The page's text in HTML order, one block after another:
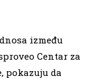
između
Centar za
pokazuju da